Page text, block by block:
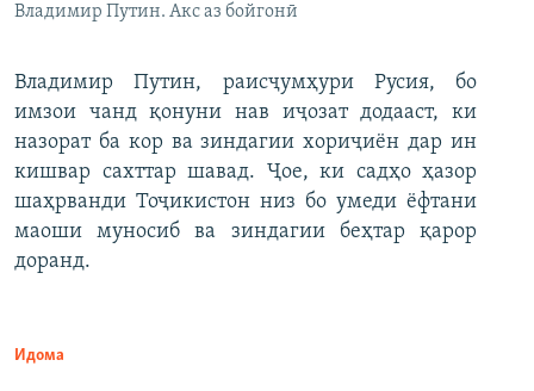
Владимир Путин. Акс аз бойгонӣ
Владимир Путин, раисҷумҳури Русия, бо
имзои чанд қонуни нав иҷозат додааст, ки
назорат ба кор ва зиндагии хориҷиён дар ин
кишвар сахттар шавад. Ҷое, ки садҳо ҳазор
шаҳрванди Тоҷикистон низ бо умеди ёфтани
маоши муносиб ва зиндагии беҳтар қарор
доранд.
Идома